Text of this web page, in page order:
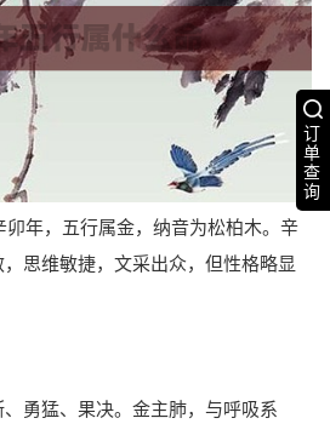
订
单
查
询
卯年，五行属金，纳音为松柏木。辛
思维敏捷，文采出众，但性格略显
勇猛、果决。金主肺，与呼吸系